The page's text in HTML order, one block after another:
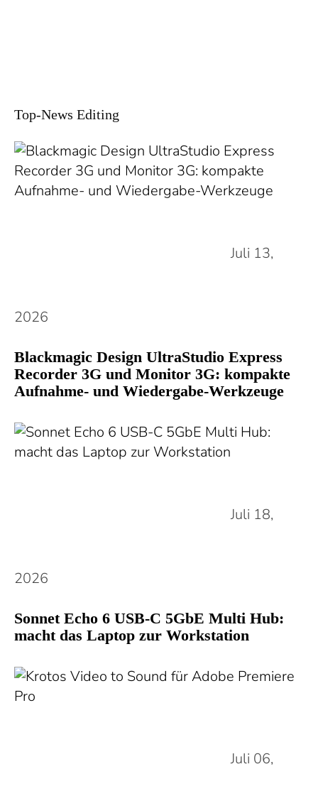
Top-News Editing
Juli 13,
2026
Blackmagic Design UltraStudio Express
Recorder 3G und Monitor 3G: kompakte
Aufnahme- und Wiedergabe-Werkzeuge
Juli 18,
2026
Sonnet Echo 6 USB-C 5GbE Multi Hub:
macht das Laptop zur Workstation
Juli 06,